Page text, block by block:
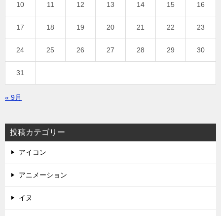
10 11 12 13 14 15 16
17 18 19 20 21 22 23
24 25 26 27 28 29 30
31
« 9月
投稿カテゴリー
アイコン
アニメーション
イヌ